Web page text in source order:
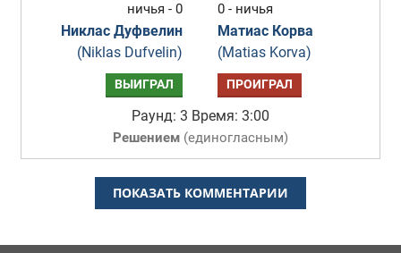
ничья - 0
Никлас Дуфвелин
(Niklas Dufvelin)
0 - ничья
Матиас Корва
(Matias Korva)
ВЫИГРАЛ ПРОИГРАЛ
Раунд: 3 Время: 3:00
Решением(единогласным)
ПОКАЗАТЬ КОММЕНТАРИИ